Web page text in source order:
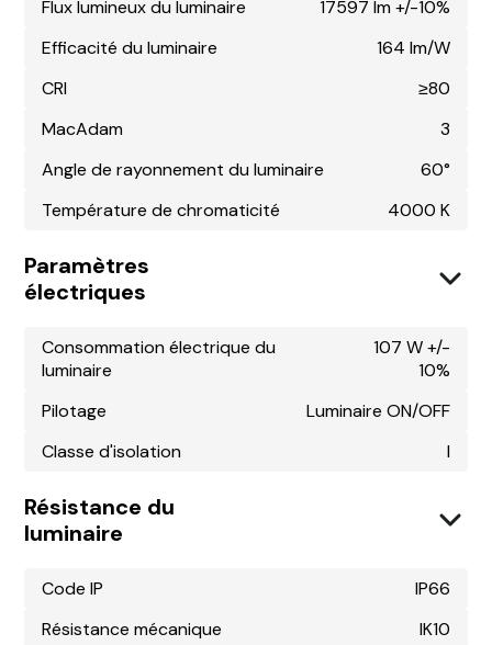
Flux lumineux du luminaire
17597 lm +/-10%
Efficacité du luminaire
164 lm/W
CRI
≥80
MacAdam
3
Angle de rayonnement du luminaire
60°
Température de chromaticité
4000 K
Paramètres
électriques
Consommation électrique du
luminaire
107 W +/-
10%
Pilotage
Luminaire ON/OFF
Classe d'isolation
I
Résistance du
luminaire
Code IP
IP66
Résistance mécanique
IK10